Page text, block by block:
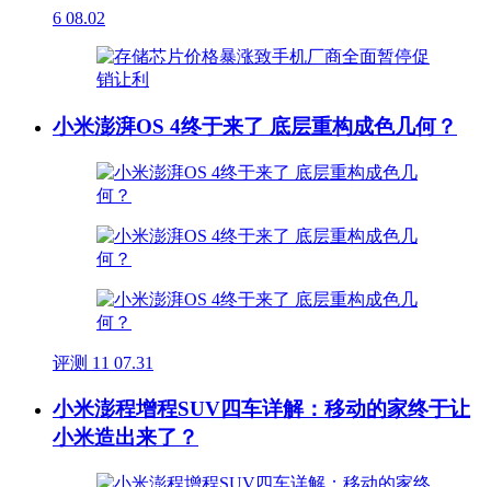
6 08.02
小米澎湃OS 4终于来了 底层重构成色几何？
评测 11 07.31
小米澎程增程SUV四车详解：移动的家终于让
小米造出来了？